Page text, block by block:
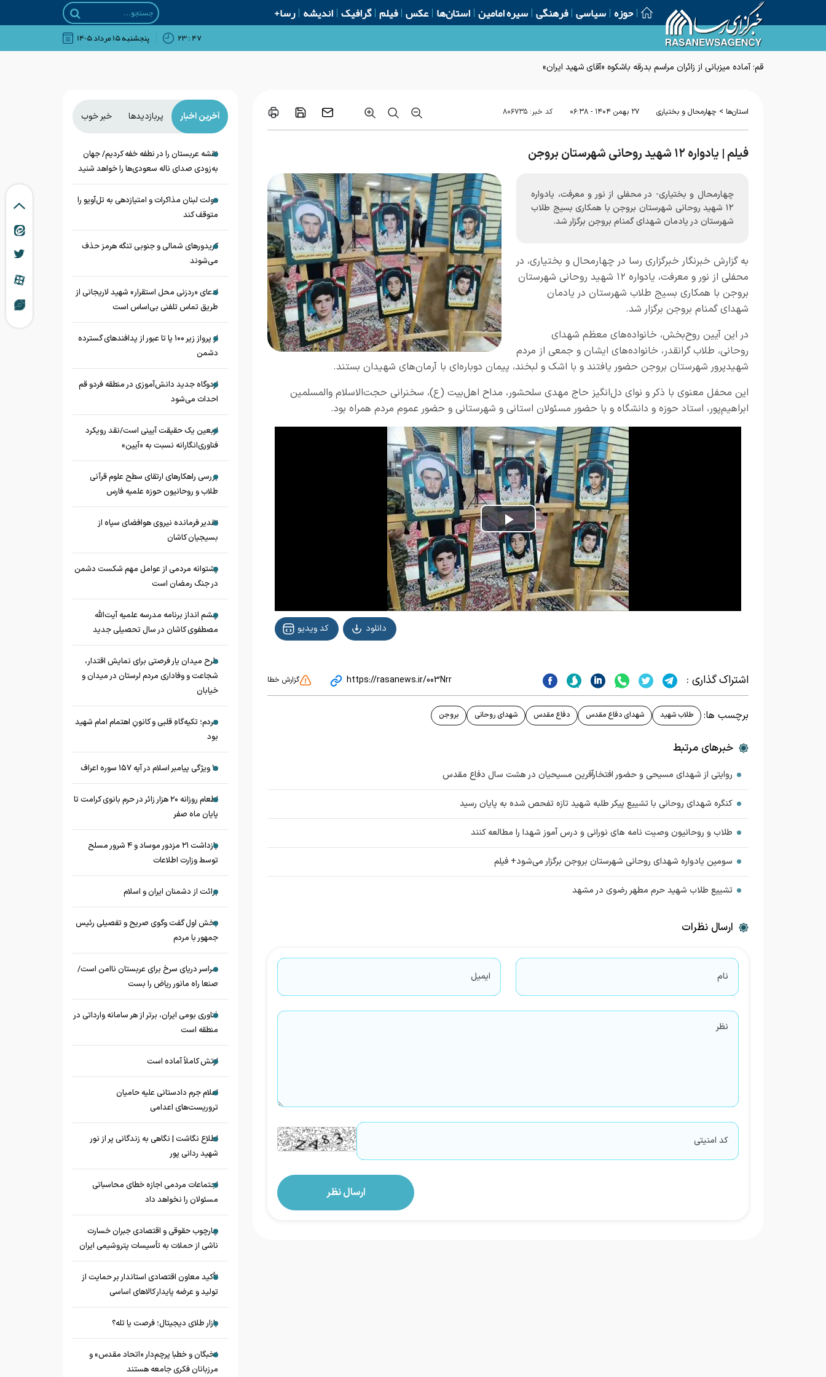
حوزه سیاسی فرهنگی سیره امامین استان‌ها عکس فیلم گرافیک اندیشه رسا+
۴۷ : ۲۳ پنجشنبه ۱۵ مرداد ۱۴۰۵
استان‌ها > چهارمحال و بختیاری ۲۷ بهمن ۱۴۰۴ - ۰۶:۳۸ کد خبر: ۸۰۶۷۳۵
فیلم | یادواره ۱۲ شهید روحانی شهرستان بروجن
چهارمحال و بختیاری- در محفلی از نور و معرفت، یادواره
۱۲ شهید روحانی شهرستان بروجن با همکاری بسیج طلاب
شهرستان در یادمان شهدای گمنام بروجن برگزار شد.
به گزارش خبرنگار خبرگزاری رسا در چهارمحال و بختیاری، در
محفلی از نور و معرفت، یادواره ۱۲ شهید روحانی شهرستان
بروجن با همکاری بسیج طلاب شهرستان در یادمان
شهدای گمنام بروجن برگزار شد.
در این آیین روح‌بخش، خانواده‌های معظم شهدای
روحانی، طلاب گرانقدر، خانواده‌های ایشان و جمعی از مردم
شهیدپرور شهرستان بروجن حضور یافتند و با اشک و لبخند، پیمان دوباره‌ای با آرمان‌های شهیدان بستند.
این محفل معنوی با ذکر و نوای دل‌انگیز حاج مهدی سلحشور، مداح اهل‌بیت (ع)، سخنرانی حجت‌الاسلام والمسلمین
ابراهیم‌پور، استاد حوزه و دانشگاه و با حضور مسئولان استانی و شهرستانی و حضور عموم مردم همراه بود.
Play
Video
کد ویدیو دانلود
اشتراک گذاری : https://rasanews.ir/003Nrr گزارش خطا
برچسب ها: طلاب شهید شهدای دفاع مقدس دفاع مقدس شهدای روحانی بروجن
خبرهای مرتبط
روایتی از شهدای مسیحی و حضور افتخار‌آفرین مسیحیان در هشت سال دفاع مقدس
کنگره شهدای روحانی با تشییع پیکر طلبه شهید تازه تفحص شده به پایان رسید
طلاب و روحانیون وصیت نامه های نورانی و درس آموز شهدا را مطالعه کنند
سومین یادواره شهدای روحانی شهرستان بروجن برگزار می‌شود+ فیلم
تشییع طلاب شهید حرم مطهر رضوی در مشهد
ارسال نظرات
آخرین اخبار پربازدیدها خبر خوب
نقشه عربستان را در نطفه خفه کردیم/ جهان
به‌زودی صدای ناله سعودی‌ها را خواهد شنید
دولت لبنان مذاکرات و امتیازدهی به تل‌آویو را
متوقف کند
کریدورهای شمالی و جنوبی تنگه هرمز حذف
می‌شوند
ادعای «ردزنی محل استقرار» شهید لاریجانی از
طریق تماس تلفنی بی‌اساس است
از پرواز زیر ۱۰۰ پا تا عبور از پدافند‌های گسترده
دشمن
اردوگاه جدید دانش‌آموزی در منطقه فردو قم
احداث می‌شود
اربعین یک حقیقت آیینی است/نقد رویکرد
فناوری‌انگارانه نسبت به «آیین»
بررسی راهکارهای ارتقای سطح علوم قرآنی
طلاب و روحانیون حوزه علمیه فارس
تقدیر فرمانده نیروی هوافضای سپاه از
بسیجیان کاشان
پشتوانه مردمی از عوامل مهم شکست دشمن
در جنگ رمضان است
چشم‌ انداز برنامه مدرسه علمیه آیت‌الله
مصطفوی کاشان در سال تحصیلی جدید
طرح میدان یار فرصتی برای نمایش اقتدار،
شجاعت و وفاداری مردم لرستان در میدان و
خیابان
مردم؛ تکیه‌گاهِ قلبی و کانونِ اهتمام امام شهید
بود
۱۰ ویژگی پیامبر اسلام در آیه ۱۵۷ سوره اعراف
اطعام روزانه ۲۰ هزار زائر در حرم بانوی کرامت تا
پایان ماه صفر
بازداشت ۲۱ مزدور موساد و ۴ شرور مسلح
توسط وزارت اطلاعات
برائت از دشمنان ایران و اسلام
بخش اول گفت وگوی صریح و تفصیلی رئیس
جمهور با مردم
سراسر دریای سرخ برای عربستان ناامن است/
صنعا راه مانور ریاض را بست
فناوری بومی ایران، برتر از هر سامانه وارداتی در
منطقه است
ارتش کاملاً آماده است
اعلام جرم دادستانی علیه حامیان
تروریست‌های اعدامی
اطلاع نگاشت | نگاهی به زندگانی پر از نور
شهید ردانی پور
اجتماعات مردمی اجازه خطای محاسباتی
مسئولان را نخواهد داد
چارچوب حقوقی و اقتصادی جبران خسارت
ناشی از حملات به تأسیسات پتروشیمی ایران
تأکید معاون اقتصادی استاندار بر حمایت از
تولید و عرضه پایدار کالاهای اساسی
بازار طلای دیجیتال؛ فرصت یا تله؟
نخبگان و خطبا پرچم‌دار «اتحاد مقدس» و
مرزبانان فکری جامعه هستند